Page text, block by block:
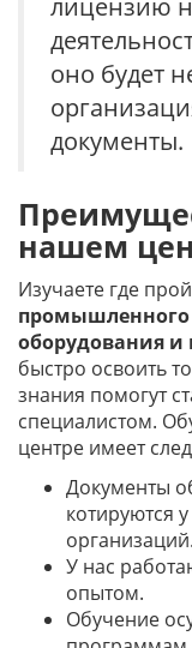
лицензию
оно будет
документы.
нашем
Изучаете где
промышленного
оборудования и
быстро освоить
знания помогут
специалистом.
центре имеет
Документы
котируются
организаций.
У нас
опытом.
Обучение